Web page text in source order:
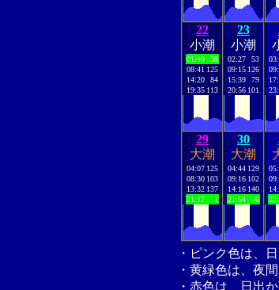
22
小潮
01:49
38
08:41 125
14:20
84
19:35 113
23
小潮
02:27
53
09:15 126
15:39
79
20:56 101
29
大潮
04:07 125
08:30 103
13:32 137
21:17
1
30
大潮
04:44 129
09:16 102
14:16 140
21:54
-6
・ピンク色は、
・黄緑色は、夜
・赤色は、日出